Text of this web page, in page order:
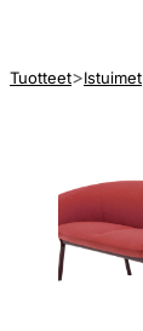
Tuotteet Istuimet